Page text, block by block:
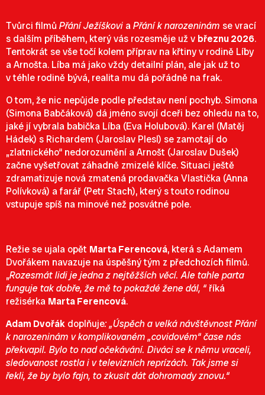
Tvůrci filmů Přání Ježíškovi aPřání k narozeninám se vrací
s dalším příběhem, který vás rozesměje už v březnu 2026.
Tentokrát se vše točí kolem příprav na křtiny v rodině Líby
a Arnošta. Líba má jako vždy detailní plán, ale jak už to
v téhle rodině bývá, realita mu dá pořádně na frak.
O tom, že nic nepůjde podle představ není pochyb. Simona
(Simona Babčáková) dá jméno svojí dceři bez ohledu na to,
jaké jí vybrala babička Líba (Eva Holubová). Karel (Matěj
Hádek) s Richardem (Jaroslav Plesl) se zamotají do
„zlatnického“ nedorozumění a Arnošt (Jaroslav Dušek)
začne vyšetřovat záhadně zmizelé klíče. Situaci ještě
zdramatizuje nová zmatená prodavačka Vlastička (Anna
Polívková) a farář (Petr Stach), který s touto rodinou
vstupuje spíš na minové než posvátné pole.
Režie se ujala opět Marta Ferencová, která s Adamem
Dvořákem navazuje na úspěšný tým z předchozích filmů.
„Rozesmát lidi je jedna z nejtěžších věcí. Ale tahle parta
funguje tak dobře, že mě to pokaždé žene dál, “ říká
režisérka Marta Ferencová.
Adam Dvořák doplňuje: „Úspěch a velká návštěvnost Přání
k narozeninám v komplikovaném „covidovém“ čase nás
překvapil. Bylo to nad očekávání. Diváci se k němu vraceli,
sledovanost rostla i v televizních reprízách. Tak jsme si
řekli, že by bylo fajn, to zkusit dát dohromady znovu.“